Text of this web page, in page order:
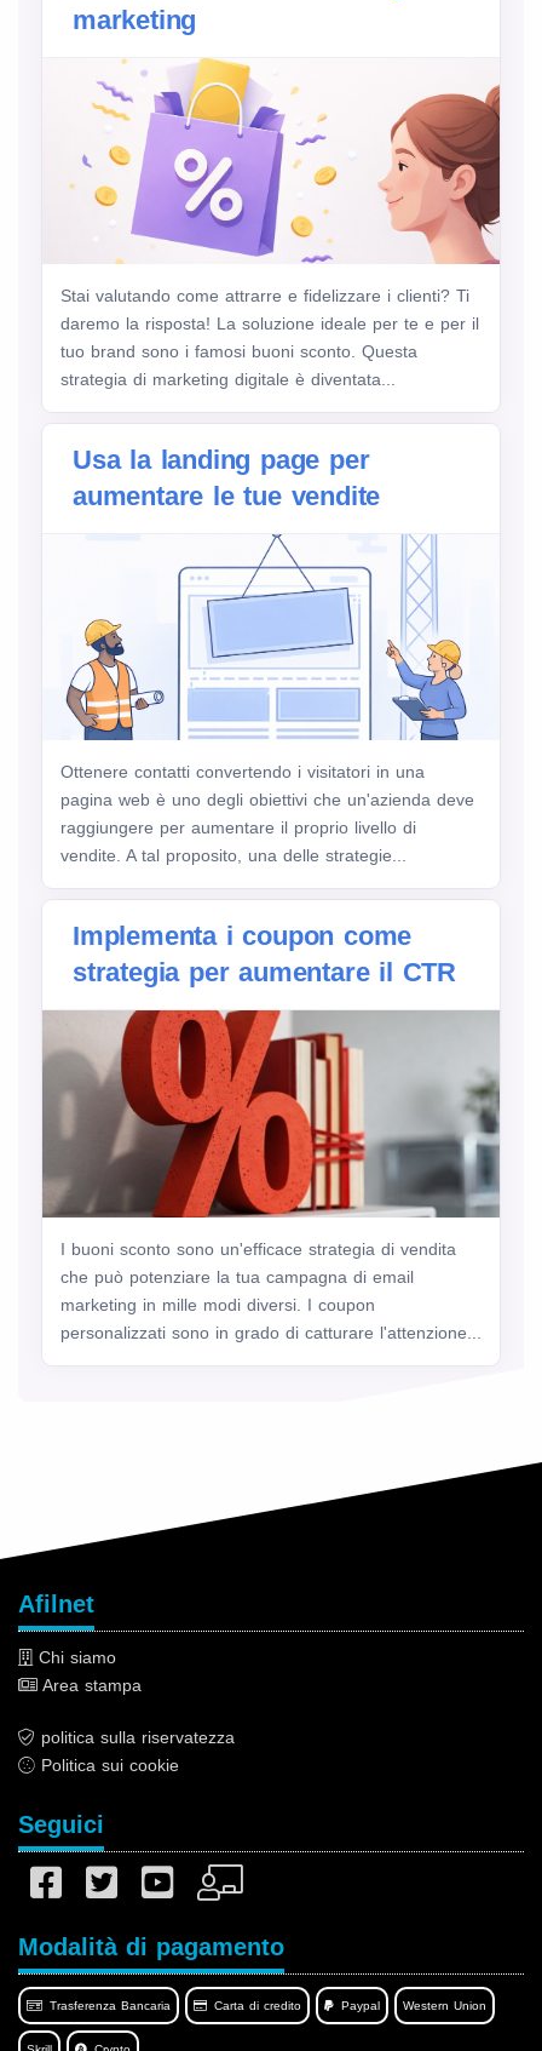
marketing
Stai valutando come attrarre e fidelizzare i clienti? Ti
daremo la risposta! La soluzione ideale per te e per il
tuo brand sono i famosi buoni sconto. Questa
strategia di marketing digitale è diventata...
Usa la landing page per
aumentare le tue vendite
Ottenere contatti convertendo i visitatori in una
pagina web è uno degli obiettivi che un'azienda deve
raggiungere per aumentare il proprio livello di
vendite. A tal proposito, una delle strategie...
Implementa i coupon come
strategia per aumentare il CTR
I buoni sconto sono un'efficace strategia di vendita
che può potenziare la tua campagna di email
marketing in mille modi diversi. I coupon
personalizzati sono in grado di catturare l'attenzione...
Afilnet
Chi siamo
Area stampa
politica sulla riservatezza
Politica sui cookie
Seguici
Modalità di pagamento
Trasferenza Bancaria Carta di credito Paypal Western Union